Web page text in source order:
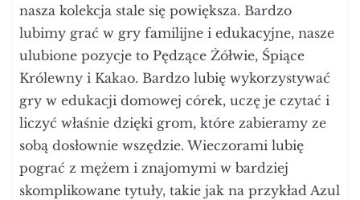
nasza kolekcja stale się powiększa. Bardzo
lubimy grać w gry familijne i edukacyjne, nasze
ulubione pozycje to Pędzące Żółwie, Śpiące
Królewny i Kakao. Bardzo lubię wykorzystywać
gry w edukacji domowej córek, uczę je czytać i
liczyć właśnie dzięki grom, które zabieramy ze
sobą dosłownie wszędzie. Wieczorami lubię
pograć z mężem i znajomymi w bardziej
skomplikowane tytuły, takie jak na przykład Azul